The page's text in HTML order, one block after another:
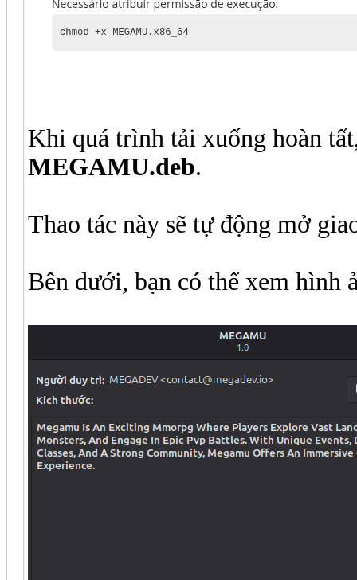
Khi quá trình tải xuống hoàn
MEGAMU.deb.
Thao tác này sẽ tự động mở
Bên dưới, bạn có thể xem hình